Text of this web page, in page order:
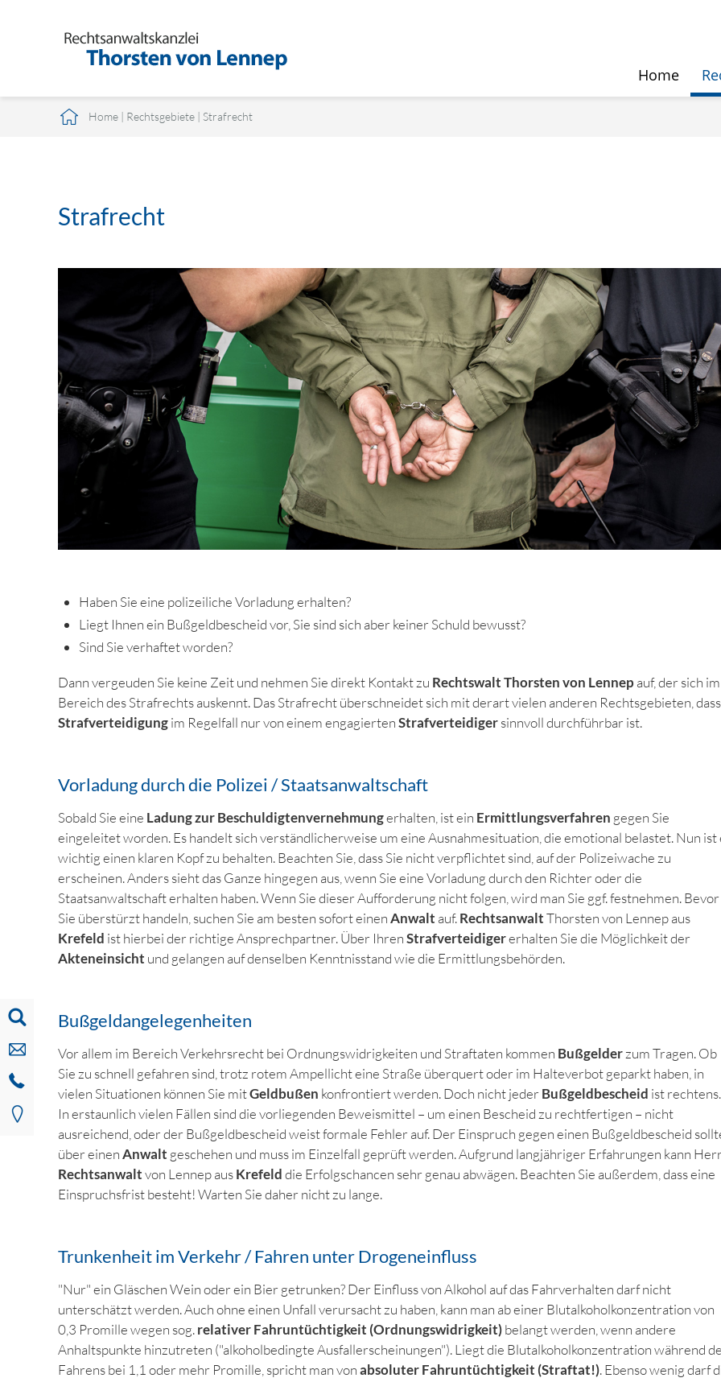
Home
Home| Rechtsgebiete| Strafrecht
Strafrecht
Haben Sie eine polizeiliche Vorladung erhalten?
Liegt Ihnen ein Bußgeldbescheid vor, Sie sind sich aber keiner Schuld bewusst?
Sind Sie verhaftet worden?
Dann vergeuden Sie keine Zeit und nehmen Sie direkt Kontakt zu Rechtswalt Thorsten von Lennep auf, der sich im
Bereich des Strafrechts auskennt. Das Strafrecht überschneidet sich mit derart vielen anderen Rechtsgebieten, dass
Strafverteidigungim Regelfall nur von einem engagiertenStrafverteidigersinnvoll durchführbar ist.
Vorladung durch die Polizei / Staatsanwaltschaft
Sobald Sie eine Ladung zur Beschuldigtenvernehmungerhalten, ist ein Ermittlungsverfahren gegen Sie
eingeleitet worden. Es handelt sich verständlicherweise um eine Ausnahmesituation, die emotional belastet. Nun ist
wichtig einen klaren Kopf zu behalten. Beachten Sie, dass Sie nicht verpflichtet sind, auf der Polizeiwache zu
erscheinen. Anders sieht das Ganze hingegen aus, wenn Sie eine Vorladung durch den Richter oder die
Staatsanwaltschaft erhalten haben. Wenn Sie dieser Aufforderung nicht folgen, wird man Sie ggf. festnehmen. Bevor
Sie überstürzt handeln, suchen Sie am besten sofort einenAnwalt auf.RechtsanwaltThorsten von Lennep aus
Krefeld ist hierbei der richtige Ansprechpartner. Über IhrenStrafverteidigererhalten Sie die Möglichkeit der
Akteneinsicht und gelangen auf denselben Kenntnisstand wie die Ermittlungsbehörden.
Bußgeldangelegenheiten
Vor allem im Bereich Verkehrsrecht bei Ordnungswidrigkeiten und Straftaten kommen Bußgelderzum Tragen. Ob
Sie zu schnell gefahren sind, trotz rotem Ampellicht eine Straße überquert oder im Halteverbot geparkt haben, in
vielen Situationen können Sie mitGeldbußen konfrontiert werden. Doch nicht jederBußgeldbescheid ist rechtens.
In erstaunlich vielen Fällen sind die vorliegenden Beweismittel – um einen Bescheid zu rechtfertigen – nicht
ausreichend, oder der Bußgeldbescheid weist formale Fehler auf. Der Einspruch gegen einen Bußgeldbescheid
über einenAnwalt geschehen und muss im Einzelfall geprüft werden. Aufgrund langjähriger Erfahrungen kann
Rechtsanwaltvon Lennep ausKrefelddie Erfolgschancen sehr genau abwägen. Beachten Sie außerdem, dass eine
Einspruchsfrist besteht! Warten Sie daher nicht zu lange.
Trunkenheit im Verkehr / Fahren unter Drogeneinfluss
"Nur" ein Gläschen Wein oder ein Bier getrunken? Der Einfluss von Alkohol auf das Fahrverhalten darf nicht
unterschätzt werden. Auch ohne einen Unfall verursacht zu haben, kann man ab einer Blutalkoholkonzentration von
0,3 Promille wegen sog.relativer Fahruntüchtigkeit (Ordnungswidrigkeit)belangt werden, wenn andere
Anhaltspunkte hinzutreten ("alkoholbedingte Ausfallerscheinungen"). Liegt die Blutalkoholkonzentration während
Fahrens bei 1,1 oder mehr Promille, spricht man vonabsoluter Fahruntüchtigkeit (Straftat!). Ebenso wenig darf